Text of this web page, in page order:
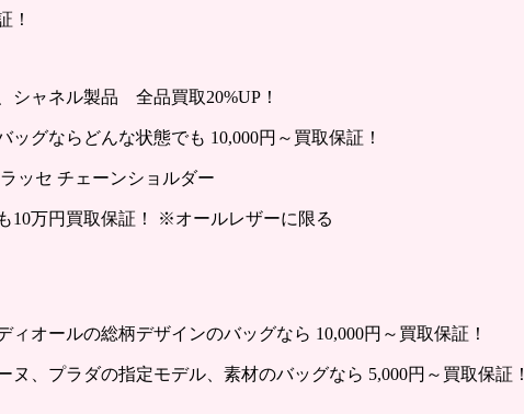
！
シャネル製品 全品買取20%UP！
ッグならどんな状態でも 10,000円～買取保証！
ッセ チェーンショルダー
10万円買取保証！ ※オールレザーに限る
ィオールの総柄デザインのバッグなら 10,000円～買取保証！
ヌ、プラダの指定モデル、素材のバッグなら 5,000円～買取保証！